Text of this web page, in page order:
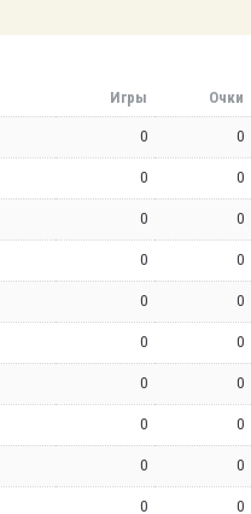
Игры Очки
0 0
0 0
0 0
0 0
0 0
0 0
0 0
0 0
0 0
0 0